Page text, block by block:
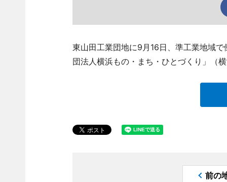
東山田工業団地に9月16日、準工業地域
団法人横浜もの・まち・ひとづくり」（
前の